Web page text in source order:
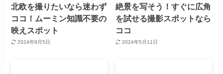
北欧を撮りたいなら迷わず
ココ！ムーミン知識不要の
映えスポット
2024年8月5日
絶景を写そう！すぐに広角
を試せる撮影スポットなら
ココ
2024年5月11日